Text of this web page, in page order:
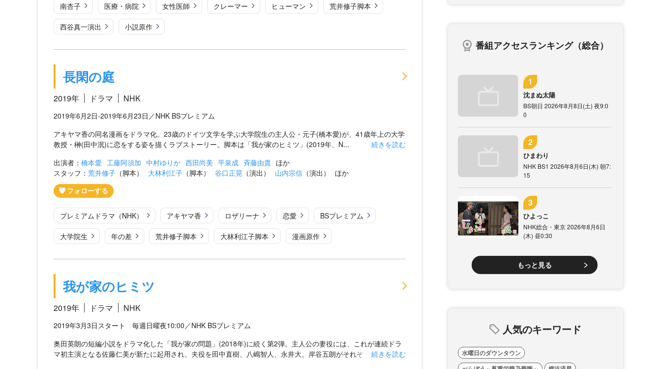
南杏子 医療・病院 女性医師 クレーマー ヒューマン 荒井修子脚本
西谷真一演出 小説原作
長閑の庭
2019年 ドラマ NHK
2019年6月2日-2019年6月23日／NHK BSプレミアム
アキヤマ香の同名漫画をドラマ化。23歳のドイツ文学を学ぶ大学院生の主人公・元子(橋本愛)が、41歳年上の大学
教授・榊(田中泯)に恋をする姿を描くラブストーリー。脚本は「我が家のヒミツ」(2019年、N...
続きを読む
出演者： 橋本愛 工藤阿須加 中村ゆりか 西田尚美 平泉成 斉藤由貴 ほか
スタッフ： 荒井修子 （脚本） 大林利江子 （脚本） 谷口正晃 （演出） 山内宗信 （演出） ほか
プレミアムドラマ（NHK） アキヤマ香 ロザリーナ 恋愛 BSプレミアム
大学院生 年の差 荒井修子脚本 大林利江子脚本 漫画原作
我が家のヒミツ
2019年 ドラマ NHK
2019年3月3日スタート 毎週日曜夜10:00／NHK BSプレミアム
奥田英朗の短編小説をドラマ化した「我が家の問題」(2018年)に続く第2弾。主人公の妻役には、これが連続ドラ
マ初主演となる佐藤仁美が新たに起用され、夫役を田中直樹、八嶋智人、永井大、岸谷五朗がそれぞれ...続きを読む
番組アクセスランキング（総合）
沈まぬ太陽
BS朝日 2026年8月8日(土) 夜9:0
0
ひまわり
NHK BS1 2026年8月6日(木) 朝7:
15
ひよっこ
NHK総合・東京 2026年8月6日
(木) 昼0:30
もっと見る
人気のキーワード
水曜日のダウンタウン